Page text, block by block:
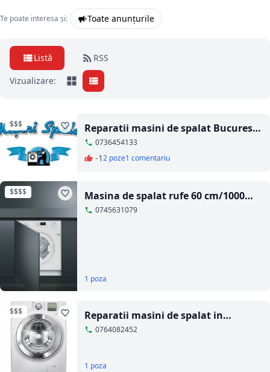
Te poate interesa și: Toate anunțurile
Listă
RSS
Vizualizare:
$$$
Reparatii masini de spalat Bucuresti
- Ilfov
0736454133
-12 poze1 comentariu
$$$$
Masina de spalat rufe 60 cm/1000
rpm0745631079
1 poza
$$$
Reparatii masini de spalat in
Bucuresti si Ilfov
0764082452
1 poza